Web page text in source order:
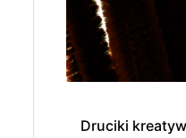
Druciki